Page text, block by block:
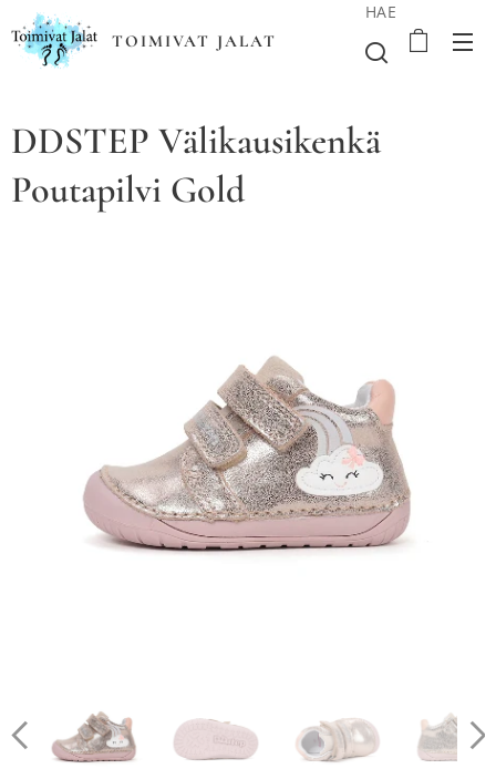
TOIMIVAT JALAT
HAE
DDSTEP Välikausikenkä
Poutapilvi Gold